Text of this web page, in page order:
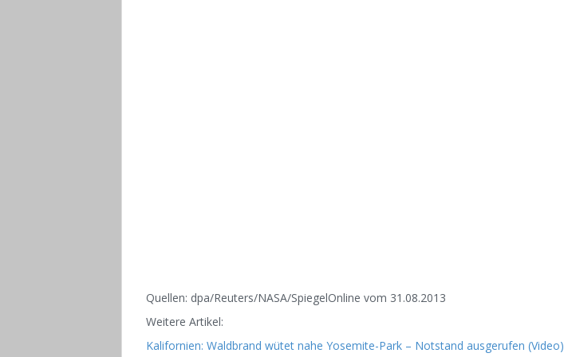
Quellen: dpa/Reuters/NASA/SpiegelOnline vom 31.08.2013
Weitere Artikel:
Kalifornien: Waldbrand wütet nahe Yosemite-Park – Notstand ausgerufen (Video)